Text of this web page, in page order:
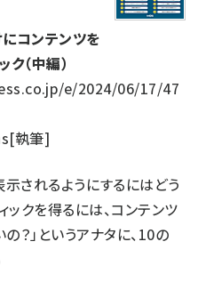
コンテンツを
（中編）
e/2024/06/17/47
執筆]
されるようにするにはどう
ックを得るには、コンテンツ
？」というアナタに、10の